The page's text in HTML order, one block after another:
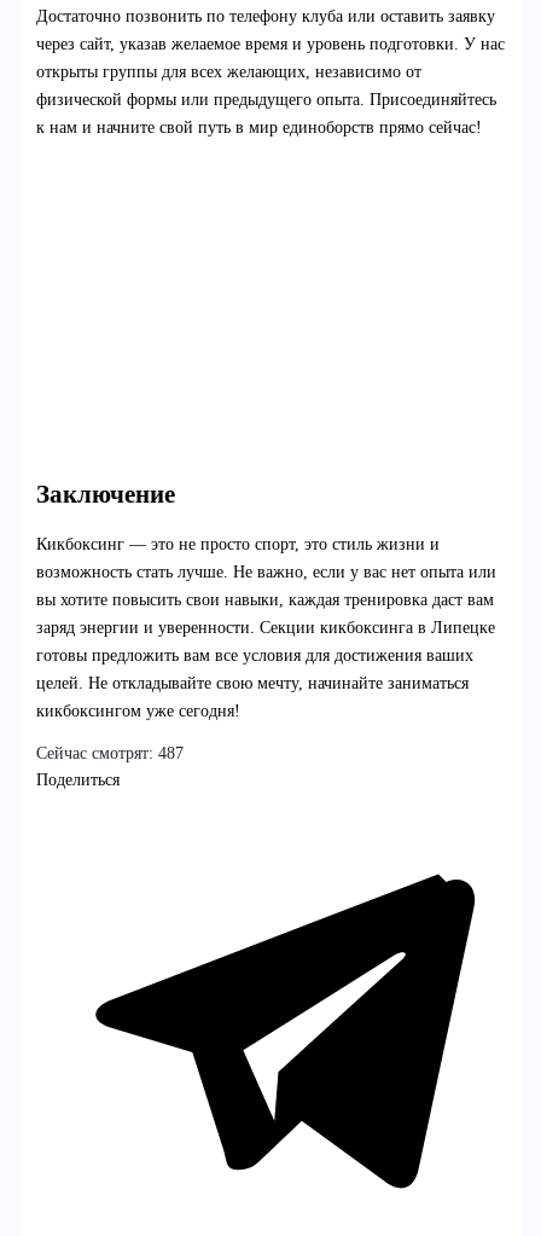
Достаточно позвонить по телефону клуба или оставить заявку
через сайт, указав желаемое время и уровень подготовки. У нас
открыты группы для всех желающих, независимо от
физической формы или предыдущего опыта. Присоединяйтесь
к нам и начните свой путь в мир единоборств прямо сейчас!
Заключение
Кикбоксинг — это не просто спорт, это стиль жизни и
возможность стать лучше. Не важно, если у вас нет опыта или
вы хотите повысить свои навыки, каждая тренировка даст вам
заряд энергии и уверенности. Секции кикбоксинга в Липецке
готовы предложить вам все условия для достижения ваших
целей. Не откладывайте свою мечту, начинайте заниматься
кикбоксингом уже сегодня!
Сейчас смотрят: 487
Поделиться